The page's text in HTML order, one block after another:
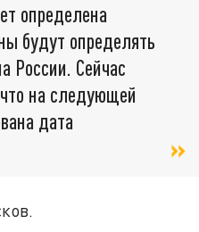
определена
будут определять
России. Сейчас
на следующей
дата